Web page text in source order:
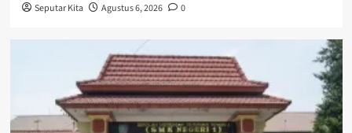
Seputar Kita Agustus 6, 2026 0